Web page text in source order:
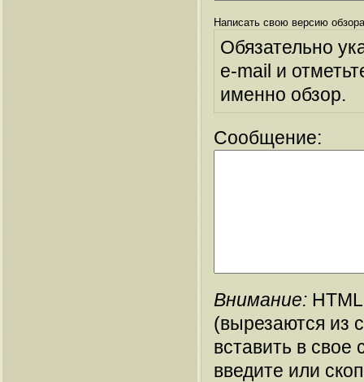
Написать свою версию
Обязательно
e-mail и
именно обзор.
Сообщение:
Внимание:
(вырезаются из
вставить в
введите или